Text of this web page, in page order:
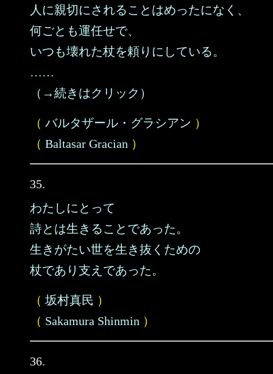
人に親切にされることはめったになく、
何ごとも運任せで、
いつも壊れた杖を頼りにしている。
……
（→続きはクリック）
（ バルタザール・グラシアン ）
（ Baltasar Gracian ）
35.
わたしにとって
詩とは生きることであった。
生きがたい世を生き抜くための
杖であり支えであった。
（ 坂村真民 ）
（ Sakamura Shinmin ）
36.